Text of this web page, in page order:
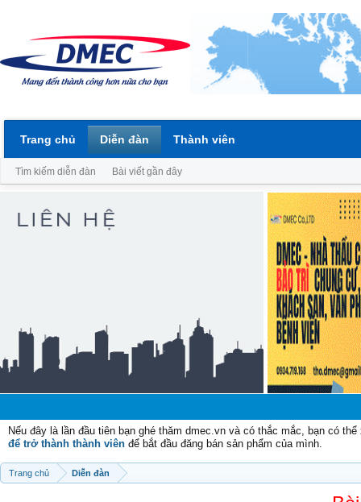
Nếu đây là lần đầu tiên bạn ghé thăm dmec.vn và có thắc mắc, bạn có
để trở thành thành viên để bắt đầu đăng bán sản phẩm của mình.
Trang chủ Diễn đàn
Trang chủ Diễn đàn
Tìm kiếm diễn đàn Bài viết gần đây
Thành viên